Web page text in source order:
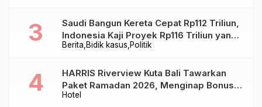
Berita Bidik kasus Politik
Saudi Bangun Kereta Cepat Rp112 Triliun,
Indonesia Kaji Proyek Rp116 Triliun yang
Baru Sampai Bandung
Hotel
HARRIS Riverview Kuta Bali Tawarkan
Paket Ramadan 2026, Menginap Bonus
Takjil hingga Bukber Mulai Rp88.888